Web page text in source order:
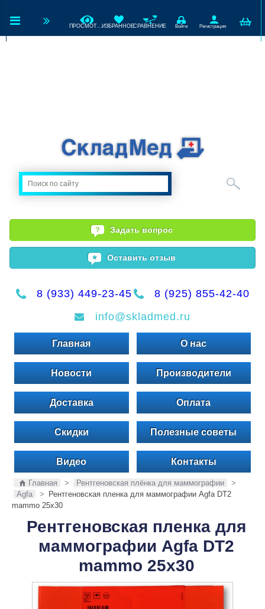
ПРОСМОТРЕННЫЕ ИЗБРАННОЕСРАВНЕНИЕ Войти Регистрация
Задать вопрос
Оставить отзыв
8 (933) 449-23-45
8 (925) 855-42-40
info@skladmed.ru
Главная О нас
Новости Производители
Доставка Оплата
Скидки Полезные советы
Видео Контакты
Главная > Рентгеновская плёнка для маммографии
>
Agfa
> Рентгеновская пленка для маммографии Agfa DT2
mammo 25x30
Рентгеновская пленка для
маммографии Agfa DT2
mammo 25x30